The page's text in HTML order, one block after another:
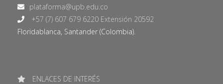
+57 (7) 607 679 6220 Extensión 20592
Floridablanca, Santander (Colombia).
ENLACES DE INTERÉS